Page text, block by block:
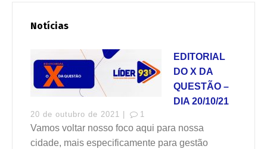
Notícias
EDITORIAL
DO X DA
QUESTÃO –
DIA 20/10/21
20 de outubro de 2021 | 1
Vamos voltar nosso foco aqui para nossa
cidade, mais especificamente para gestão